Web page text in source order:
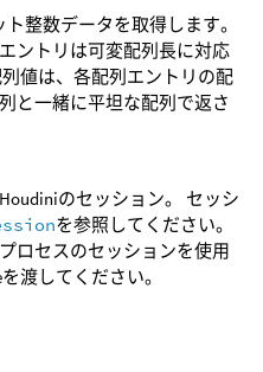
整数データを取得します。
ントリは可変配列長に対応
値は、各配列エントリの配
と一緒に平坦な配列で返さ
のセッション。 セッシ
を参照してください。
ロセスのセッションを使用
渡してください。